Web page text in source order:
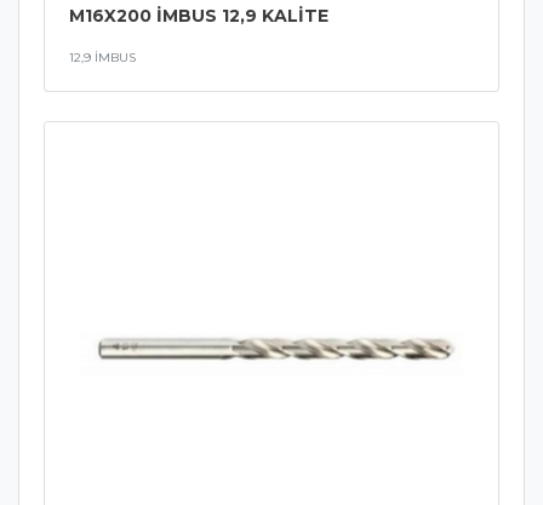
M16X200 İMBUS 12,9 KALİTE
12,9 İMBUS